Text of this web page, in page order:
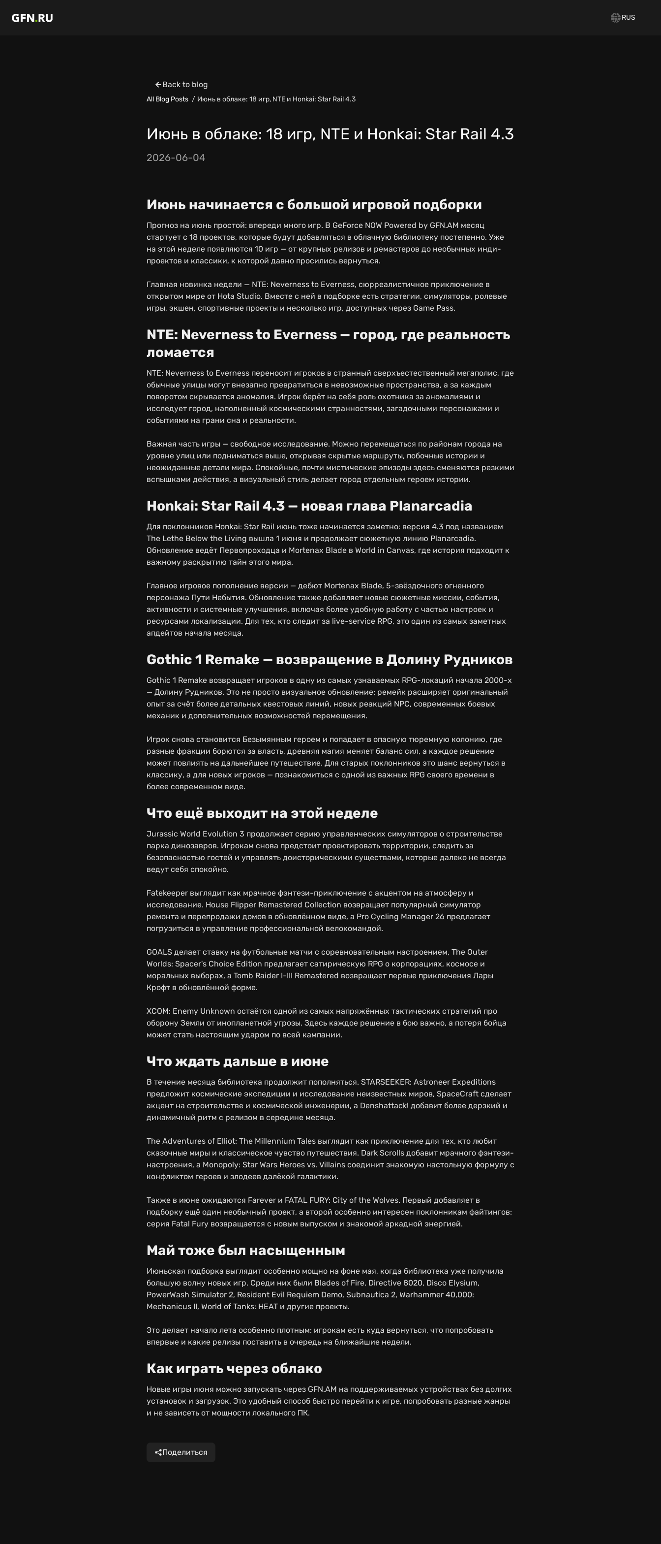
RUS
Back to blog
All Blog Posts Июнь в облаке: 18 игр, NTE и Honkai: Star Rail 4.3
Июнь в облаке: 18 игр, NTE и Honkai: Star Rail 4.3
2026-06-04
Июнь начинается с большой игровой подборки
Прогноз на июнь простой: впереди много игр. В GeForce NOW Powered by GFN.AM месяц
стартует с 18 проектов, которые будут добавляться в облачную библиотеку постепенно. Уже
на этой неделе появляются 10 игр — от крупных релизов и ремастеров до необычных инди-
проектов и классики, к которой давно просились вернуться.
Главная новинка недели — NTE: Neverness to Everness, сюрреалистичное приключение в
открытом мире от Hota Studio. Вместе с ней в подборке есть стратегии, симуляторы, ролевые
игры, экшен, спортивные проекты и несколько игр, доступных через Game Pass.
NTE: Neverness to Everness — город, где реальность
ломается
NTE: Neverness to Everness переносит игроков в странный сверхъестественный мегаполис, где
обычные улицы могут внезапно превратиться в невозможные пространства, а за каждым
поворотом скрывается аномалия. Игрок берёт на себя роль охотника за аномалиями и
исследует город, наполненный космическими странностями, загадочными персонажами и
событиями на грани сна и реальности.
Важная часть игры — свободное исследование. Можно перемещаться по районам города на
уровне улиц или подниматься выше, открывая скрытые маршруты, побочные истории и
неожиданные детали мира. Спокойные, почти мистические эпизоды здесь сменяются резкими
вспышками действия, а визуальный стиль делает город отдельным героем истории.
Honkai: Star Rail 4.3 — новая глава Planarcadia
Для поклонников Honkai: Star Rail июнь тоже начинается заметно: версия 4.3 под названием
The Lethe Below the Living вышла 1 июня и продолжает сюжетную линию Planarcadia.
Обновление ведёт Первопроходца и Mortenax Blade в World in Canvas, где история подходит к
важному раскрытию тайн этого мира.
Главное игровое пополнение версии — дебют Mortenax Blade, 5-звёздочного огненного
персонажа Пути Небытия. Обновление также добавляет новые сюжетные миссии, события,
активности и системные улучшения, включая более удобную работу с частью настроек и
ресурсами локализации. Для тех, кто следит за live-service RPG, это один из самых заметных
апдейтов начала месяца.
Gothic 1 Remake — возвращение в Долину Рудников
Gothic 1 Remake возвращает игроков в одну из самых узнаваемых RPG-локаций начала 2000-х
— Долину Рудников. Это не просто визуальное обновление: ремейк расширяет оригинальный
опыт за счёт более детальных квестовых линий, новых реакций NPC, современных боевых
механик и дополнительных возможностей перемещения.
Игрок снова становится Безымянным героем и попадает в опасную тюремную колонию, где
разные фракции борются за власть, древняя магия меняет баланс сил, а каждое решение
может повлиять на дальнейшее путешествие. Для старых поклонников это шанс вернуться в
классику, а для новых игроков — познакомиться с одной из важных RPG своего времени в
более современном виде.
Что ещё выходит на этой неделе
Jurassic World Evolution 3 продолжает серию управленческих симуляторов о строительстве
парка динозавров. Игрокам снова предстоит проектировать территории, следить за
безопасностью гостей и управлять доисторическими существами, которые далеко не всегда
ведут себя спокойно.
Fatekeeper выглядит как мрачное фэнтези-приключение с акцентом на атмосферу и
исследование. House Flipper Remastered Collection возвращает популярный симулятор
ремонта и перепродажи домов в обновлённом виде, а Pro Cycling Manager 26 предлагает
погрузиться в управление профессиональной велокомандой.
GOALS делает ставку на футбольные матчи с соревновательным настроением, The Outer
Worlds: Spacer's Choice Edition предлагает сатирическую RPG о корпорациях, космосе и
моральных выборах, а Tomb Raider I-III Remastered возвращает первые приключения Лары
Крофт в обновлённой форме.
XCOM: Enemy Unknown остаётся одной из самых напряжённых тактических стратегий про
оборону Земли от инопланетной угрозы. Здесь каждое решение в бою важно, а потеря бойца
может стать настоящим ударом по всей кампании.
Что ждать дальше в июне
В течение месяца библиотека продолжит пополняться. STARSEEKER: Astroneer Expeditions
предложит космические экспедиции и исследование неизвестных миров, SpaceCraft сделает
акцент на строительстве и космической инженерии, а Denshattack! добавит более дерзкий и
динамичный ритм с релизом в середине месяца.
The Adventures of Elliot: The Millennium Tales выглядит как приключение для тех, кто любит
сказочные миры и классическое чувство путешествия. Dark Scrolls добавит мрачного фэнтези-
настроения, а Monopoly: Star Wars Heroes vs. Villains соединит знакомую настольную формулу с
конфликтом героев и злодеев далёкой галактики.
Также в июне ожидаются Farever и FATAL FURY: City of the Wolves. Первый добавляет в
подборку ещё один необычный проект, а второй особенно интересен поклонникам файтингов:
серия Fatal Fury возвращается с новым выпуском и знакомой аркадной энергией.
Май тоже был насыщенным
Июньская подборка выглядит особенно мощно на фоне мая, когда библиотека уже получила
большую волну новых игр. Среди них были Blades of Fire, Directive 8020, Disco Elysium,
PowerWash Simulator 2, Resident Evil Requiem Demo, Subnautica 2, Warhammer 40,000:
Mechanicus II, World of Tanks: HEAT и другие проекты.
Это делает начало лета особенно плотным: игрокам есть куда вернуться, что попробовать
впервые и какие релизы поставить в очередь на ближайшие недели.
Как играть через облако
Новые игры июня можно запускать через GFN.AM на поддерживаемых устройствах без долгих
установок и загрузок. Это удобный способ быстро перейти к игре, попробовать разные жанры
и не зависеть от мощности локального ПК.
Поделиться